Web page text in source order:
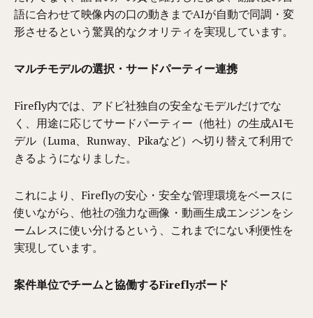
語に合わせて映像内の口の動きまでAIが自動で同調・変
形させるという驚異的なクオリティを実現しています。
マルチモデルの選択・サードパーティー連携
Firefly内では、アドビ社独自の安全なモデルだけでな
く、用途に応じてサードパーティー（他社）の生成AIモ
デル（Luma、Runway、Pikaなど）へ切り替えて利用で
きるようになりました。
これにより、Fireflyの安心・安全な管理環境をベースに
使いながら、他社の強力な画像・動画生成エンジンをシ
ームレスに使い分けるという、これまでにない利便性を
実現しています。
案件単位でチームと協働するFireflyボード